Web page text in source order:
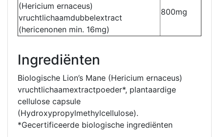
(Hericium ernaceus)
vruchtlichaamdubbelextract
(hericenonen min. 16mg)
800mg
Ingrediënten
Biologische Lion’s Mane (Hericium ernaceus)
vruchtlichaamextractpoeder*, plantaardige
cellulose capsule
(Hydroxypropylmethylcellulose).
*Gecertificeerde biologische ingrediënten